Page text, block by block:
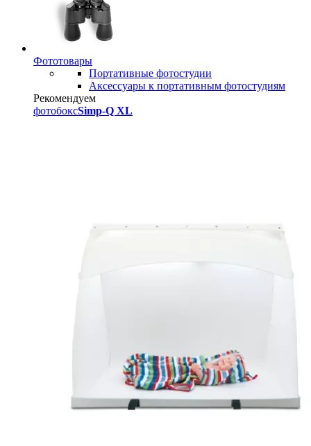
Фототовары
Портативные фотостудии
Аксессуары к портативным фотостудиям
Рекомендуем
фотобоксSimp-Q XL